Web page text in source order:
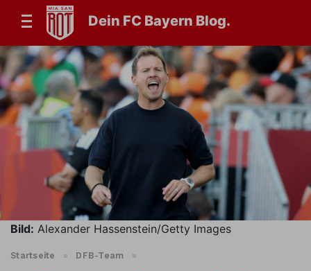
Dein FC Bayern Blog.
Bild: Alexander Hassenstein/Getty Images
Startseite » DFB-Team »